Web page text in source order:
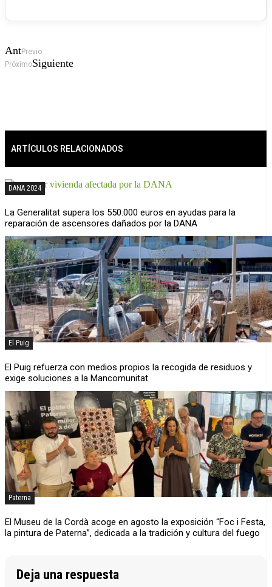
AntPrevio
PróximoSiguiente
ARTÍCULOS RELACIONADOS
DANA 2024
La Generalitat supera los 550.000 euros en ayudas para la
reparación de ascensores dañados por la DANA
El Puig
El Puig refuerza con medios propios la recogida de residuos y
exige soluciones a la Mancomunitat
Paterna
El Museu de la Cordà acoge en agosto la exposición “Foc i Festa,
la pintura de Paterna”, dedicada a la tradición y cultura del fuego
Deja una respuesta